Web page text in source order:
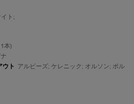
ト ;
本)
ウト アルビーズ; ケレニック; オルソン; ボル